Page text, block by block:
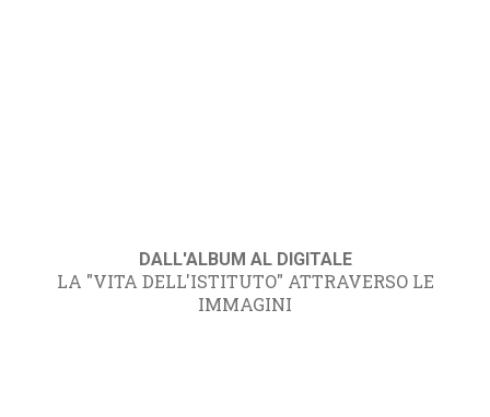
DALL'ALBUM AL DIGITALE
LA "VITA DELL'ISTITUTO" ATTRAVERSO LE
IMMAGINI